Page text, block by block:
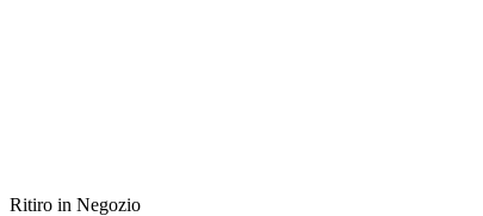
Ritiro in Negozio